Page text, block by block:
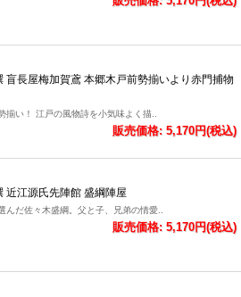
盲長屋梅加賀鳶 本郷木戸前勢揃いより赤門捕物
揃い！ 江戸の風物詩を小気味よく描..
販売価格: 5,170円(税込)
近江源氏先陣館 盛綱陣屋
んだ佐々木盛綱。父と子、兄弟の情愛..
販売価格: 5,170円(税込)